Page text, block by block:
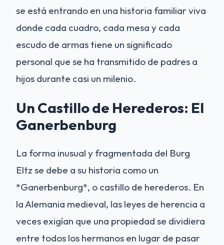
se está entrando en una historia familiar viva
donde cada cuadro, cada mesa y cada
escudo de armas tiene un significado
personal que se ha transmitido de padres a
hijos durante casi un milenio.
Un Castillo de Herederos: El
Ganerbenburg
La forma inusual y fragmentada del Burg
Eltz se debe a su historia como un
*Ganerbenburg*, o castillo de herederos. En
la Alemania medieval, las leyes de herencia a
veces exigían que una propiedad se dividiera
entre todos los hermanos en lugar de pasar